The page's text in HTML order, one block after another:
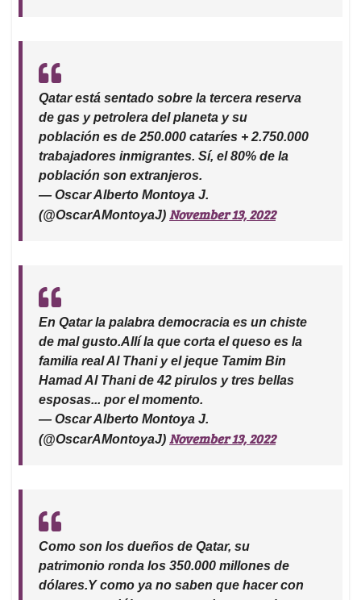
Qatar está sentado sobre la tercera reserva
de gas y petrolera del planeta y su
población es de 250.000 cataríes + 2.750.000
trabajadores inmigrantes. Sí, el 80% de la
población son extranjeros.
— Oscar Alberto Montoya J.
(@OscarAMontoyaJ) November 13, 2022
En Qatar la palabra democracia es un chiste
de mal gusto.Allí la que corta el queso es la
familia real Al Thani y el jeque Tamim Bin
Hamad Al Thani de 42 pirulos y tres bellas
esposas... por el momento.
— Oscar Alberto Montoya J.
(@OscarAMontoyaJ) November 13, 2022
Como son los dueños de Qatar, su
patrimonio ronda los 350.000 millones de
dólares.Y como ya no saben que hacer con